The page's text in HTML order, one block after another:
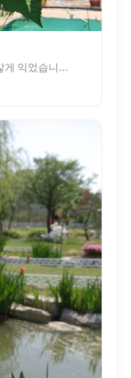
게 익었습니...